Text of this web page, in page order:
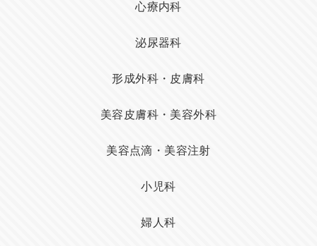
心療内科
泌尿器科
形成外科・皮膚科
美容皮膚科・美容外科
美容点滴・美容注射
小児科
婦人科